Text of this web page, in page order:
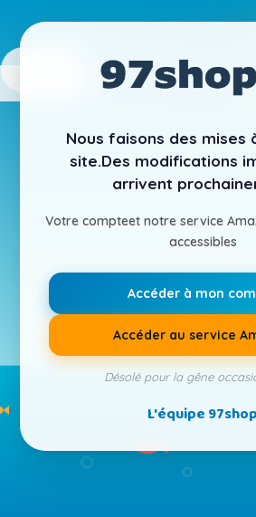
Nous faisons des mises
site.Des modifications
arrivent
Votre compteet notre service
accessibles
Accéder à mon
Accéder au service
Désolé pour la gêne
L'équipe 97shop